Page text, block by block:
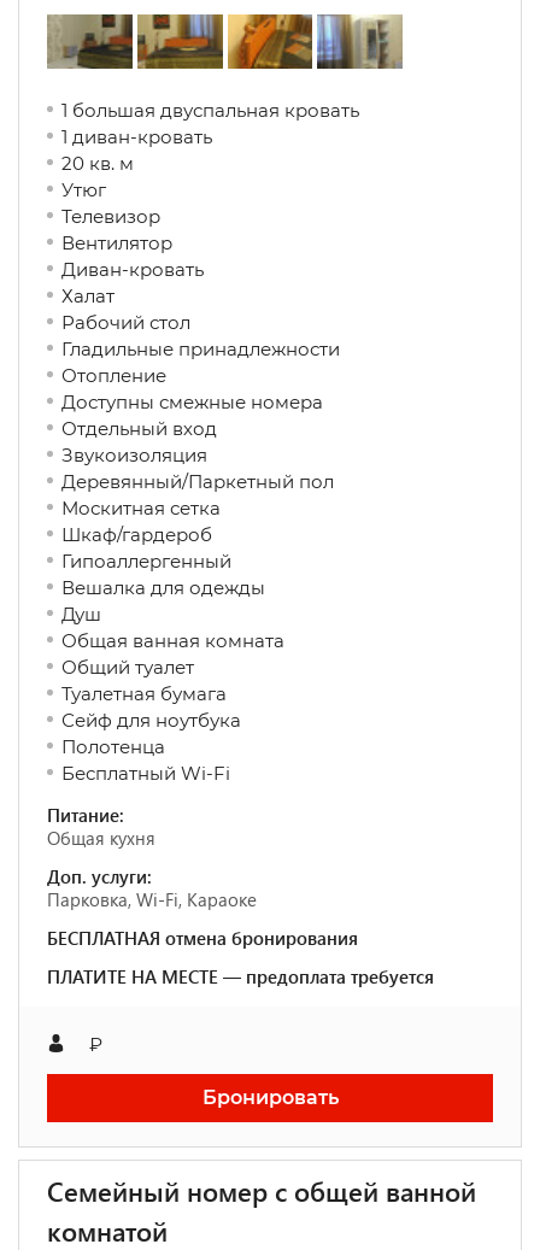
1 большая двуспальная кровать
1 диван-кровать
20 кв. м
Утюг
Телевизор
Вентилятор
Диван-кровать
Халат
Рабочий стол
Гладильные принадлежности
Отопление
Доступны смежные номера
Отдельный вход
Звукоизоляция
Деревянный/Паркетный пол
Москитная сетка
Шкаф/гардероб
Гипоаллергенный
Вешалка для одежды
Душ
Общая ванная комната
Общий туалет
Туалетная бумага
Сейф для ноутбука
Полотенца
Бесплатный Wi-Fi
Питание:
Общая кухня
Доп. услуги:
Парковка, Wi-Fi, Караоке
БЕСПЛАТНАЯ отмена бронирования
ПЛАТИТЕ НА МЕСТЕ — предоплата требуется
₽
Бронировать
Семейный номер с общей ванной
комнатой